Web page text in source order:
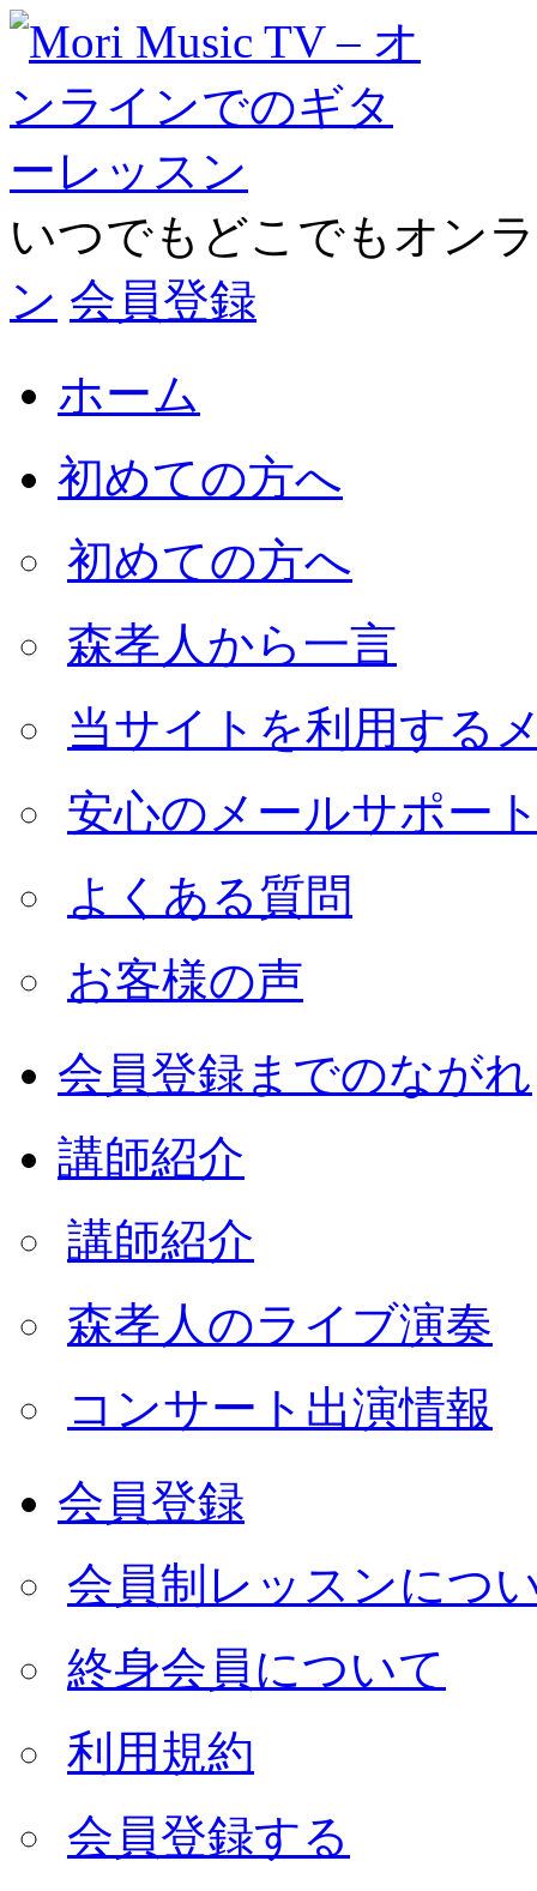
いつでもどこでもオン
ン 会員登録
ホーム
初めての方へ
初めての方へ
森孝人から一言
当サイトを利用する
安心のメールサポー
よくある質問
お客様の声
会員登録までのながれ
講師紹介
講師紹介
森孝人のライブ演奏
コンサート出演情報
会員登録
会員制レッスンにつ
終身会員について
利用規約
会員登録する